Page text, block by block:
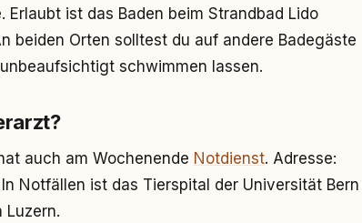
ist das Baden beim Strandbad Lido
beiden Orten solltest du auf andere Badegäste
schwimmen lassen.
auch am Wochenende Notdienst. Adresse:
Notfällen ist das Tierspital der Universität Bern
Luzern.